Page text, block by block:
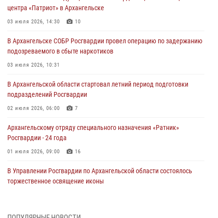
центра «Патриот» в Архангельске
03 июля 2026, 14:30 10
В Архангельске СОБР Росгвардии провел операцию по задержанию
подозреваемого в сбыте наркотиков
03 июля 2026, 10:31
В Архангельской области стартовал летний период подготовки
подразделений Росгвардии
02 июля 2026, 06:00 7
Архангельскому отряду специального назначения «Ратник»
Росгвардии - 24 года
01 июля 2026, 09:00 16
В Управлении Росгвардии по Архангельской области состоялось
торжественное освящение иконы
Военнослужащие по призыву из Архангельской области приняли